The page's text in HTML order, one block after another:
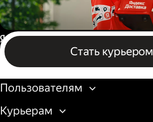
Пеший курьер
Стать курьером
Бизнесу
Пользователям
Курьерам